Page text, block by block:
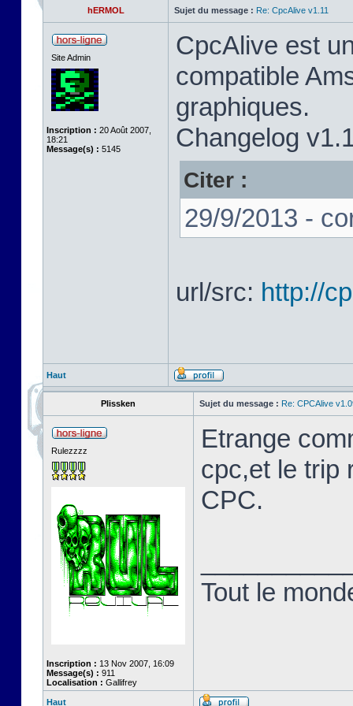
hERMOL Sujet du message : Re: CpcAlive v1.11
Site Admin
Inscription : 20 Août 2007,
18:21
Message(s) : 5145
CpcAlive est
compatible
graphiques.
Changelog
Citer :
29/9/2013 -
url/src: http://
Haut
Plissken Sujet du message : Re: CPCAlive
Rulezzzz
Inscription : 13 Nov 2007, 16:09
Message(s) : 911
Localisation : Gallifrey
Etrange
cpc,et le trip
CPC.
Tout le
Haut